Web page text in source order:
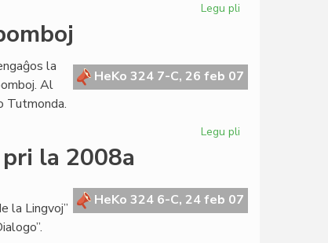
Legu pli
de
"Literatura
HeKo 324 7-C, 26 feb 07
la
Al
Tutmonda.
Legu pli
grapolbomboj
la 2008a
HeKo 324 6-C, 24 feb 07
la Lingvoj”